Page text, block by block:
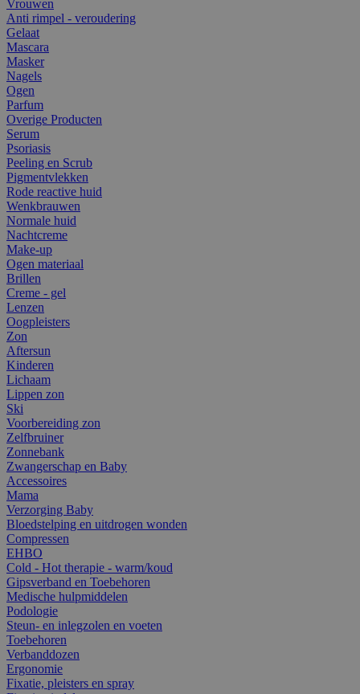
Vrouwen
Anti rimpel - veroudering
Gelaat
Mascara
Masker
Nagels
Ogen
Parfum
Overige Producten
Serum
Psoriasis
Peeling en Scrub
Pigmentvlekken
Rode reactive huid
Wenkbrauwen
Normale huid
Nachtcreme
Make-up
Ogen materiaal
Brillen
Creme - gel
Lenzen
Oogpleisters
Zon
Aftersun
Kinderen
Lichaam
Lippen zon
Ski
Voorbereiding zon
Zelfbruiner
Zonnebank
Zwangerschap en Baby
Accessoires
Mama
Verzorging Baby
Bloedstelping en uitdrogen wonden
Compressen
EHBO
Cold - Hot therapie - warm/koud
Gipsverband en Toebehoren
Medische hulpmiddelen
Podologie
Steun- en inlegzolen en voeten
Toebehoren
Verbanddozen
Ergonomie
Fixatie, pleisters en spray